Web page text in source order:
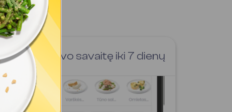
Sukurk savo savaitę iki 7 dienų